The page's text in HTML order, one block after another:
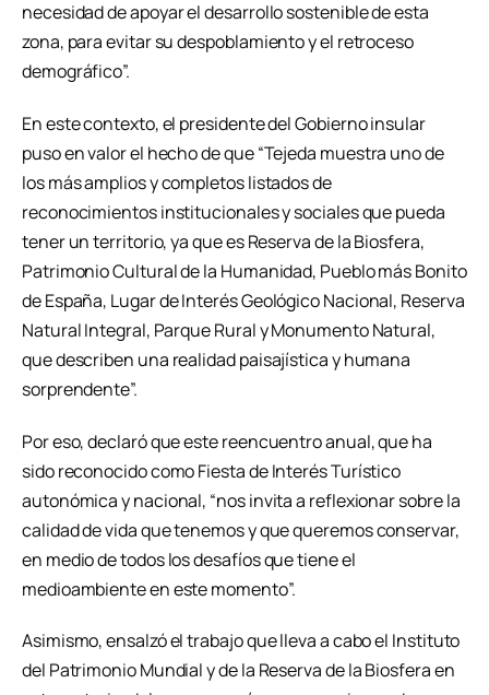
necesidad de apoyar el desarrollo sostenible de esta
zona, para evitar su despoblamiento y el retroceso
demográfico”.
En este contexto, el presidente del Gobierno insular
puso en valor el hecho de que “Tejeda muestra uno de
los más amplios y completos listados de
reconocimientos institucionales y sociales que pueda
tener un territorio, ya que es Reserva de la Biosfera,
Patrimonio Cultural de la Humanidad, Pueblo más Bonito
de España, Lugar de Interés Geológico Nacional, Reserva
Natural Integral, Parque Rural y Monumento Natural,
que describen una realidad paisajística y humana
sorprendente”.
Por eso, declaró que este reencuentro anual, que ha
sido reconocido como Fiesta de Interés Turístico
autonómica y nacional, “nos invita a reflexionar sobre la
calidad de vida que tenemos y que queremos conservar,
en medio de todos los desafíos que tiene el
medioambiente en este momento”.
Asimismo, ensalzó el trabajo que lleva a cabo el Instituto
del Patrimonio Mundial y de la Reserva de la Biosfera en